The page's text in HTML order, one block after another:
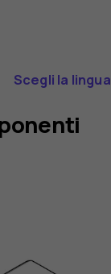
Scegli la lingua